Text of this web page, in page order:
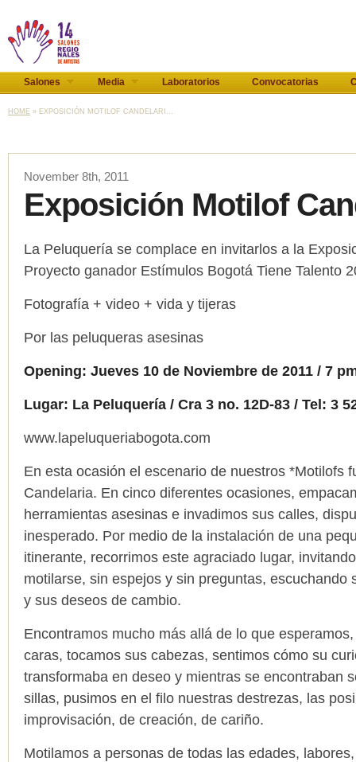
Salones Media Laboratorios Convocatorias
HOME » EXPOSICIÓN MOTILOF CANDELARI...
November 8th, 2011
Exposición Motilof
La Peluquería se complace en invitarlos a la
Proyecto ganador Estímulos Bogotá Tiene Talento
Fotografía + video + vida y tijeras
Por las peluqueras asesinas
Opening: Jueves 10 de Noviembre de 2011 / 7
Lugar: La Peluquería / Cra 3 no. 12D-83 / Tel: 3
www.lapeluqueriabogota.com
En esta ocasión el escenario de nuestros *Motilofs
Candelaria. En cinco diferentes ocasiones,
herramientas asesinas e invadimos sus calles,
inesperado. Por medio de la instalación de una
itinerante, recorrimos este agraciado lugar,
motilarse, sin espejos y sin preguntas, escuchando
y sus deseos de cambio.
Encontramos mucho más allá de lo que
caras, tocamos sus cabezas, sentimos cómo su
transformaba en deseo y mientras se encontraban
sillas, pusimos en el filo nuestras destrezas, las
improvisación, de creación, de cariño.
Motilamos a personas de todas las edades,